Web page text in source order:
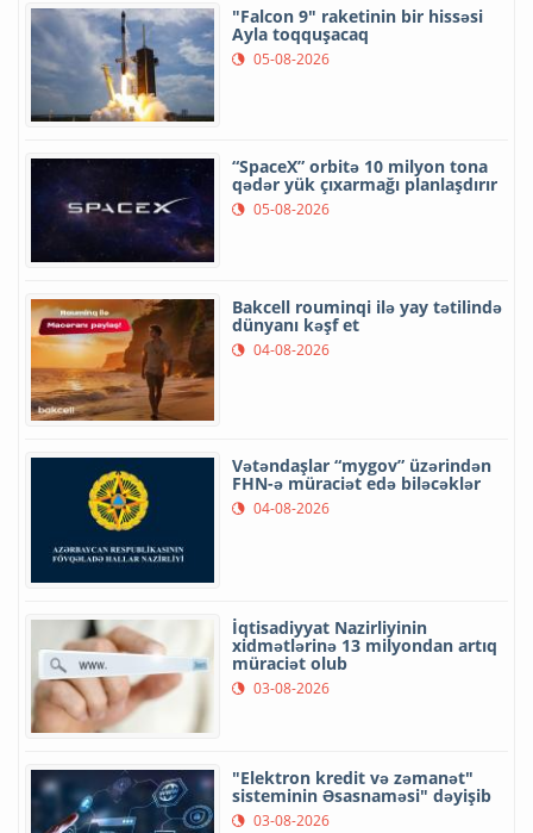
"Falcon 9" raketinin bir hissəsi
Ayla toqquşacaq
05-08-2026
“SpaceX” orbitə 10 milyon tona
qədər yük çıxarmağı planlaşdırır
05-08-2026
Bakcell rouminqi ilə yay tətilində
dünyanı kəşf et
04-08-2026
Vətəndaşlar “mygov” üzərindən
FHN-ə müraciət edə biləcəklər
04-08-2026
İqtisadiyyat Nazirliyinin
xidmətlərinə 13 milyondan artıq
müraciət olub
03-08-2026
"Elektron kredit və zəmanət"
sisteminin Əsasnaməsi" dəyişib
03-08-2026